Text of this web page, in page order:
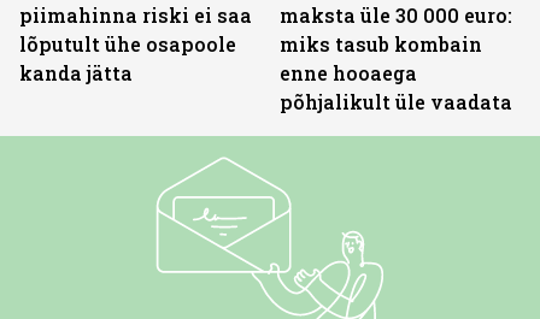
piimahinna riski ei saa
lõputult ühe osapoole
kanda jätta
maksta üle 30 000 euro:
miks tasub kombain
enne hooaega
põhjalikult üle vaadata